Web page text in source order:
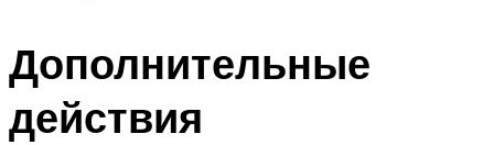
Дополнительные
действия